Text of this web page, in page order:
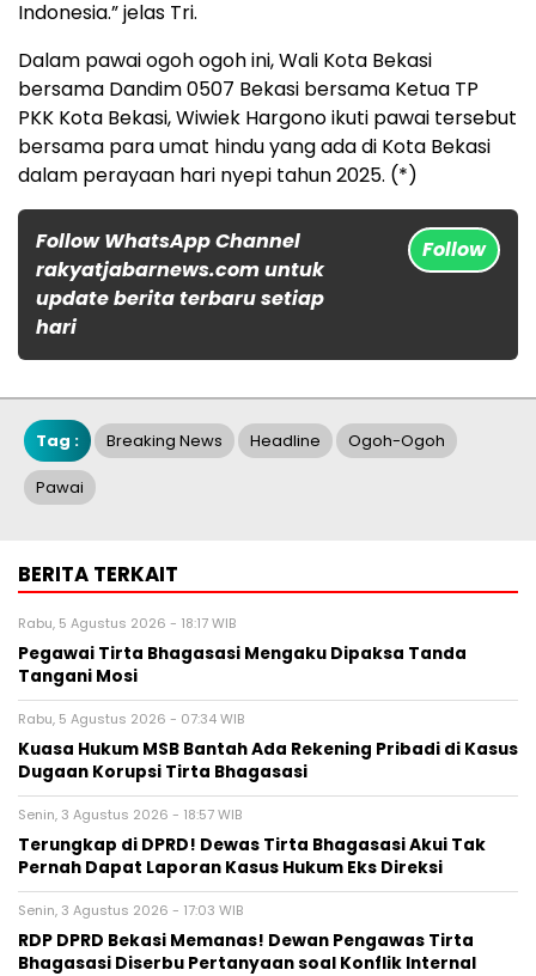
Indonesia.” jelas Tri.
Dalam pawai ogoh ogoh ini, Wali Kota Bekasi
bersama Dandim 0507 Bekasi bersama Ketua TP
PKK Kota Bekasi, Wiwiek Hargono ikuti pawai tersebut
bersama para umat hindu yang ada di Kota Bekasi
dalam perayaan hari nyepi tahun 2025. (*)
Follow WhatsApp Channel
rakyatjabarnews.com untuk
update berita terbaru setiap
hari
Follow
Tag : Breaking News Headline Ogoh-Ogoh
Pawai
BERITA TERKAIT
Rabu, 5 Agustus 2026 - 18:17 WIB
Pegawai Tirta Bhagasasi Mengaku Dipaksa Tanda
Tangani Mosi
Rabu, 5 Agustus 2026 - 07:34 WIB
Kuasa Hukum MSB Bantah Ada Rekening Pribadi di Kasus
Dugaan Korupsi Tirta Bhagasasi
Senin, 3 Agustus 2026 - 18:57 WIB
Terungkap di DPRD! Dewas Tirta Bhagasasi Akui Tak
Pernah Dapat Laporan Kasus Hukum Eks Direksi
Senin, 3 Agustus 2026 - 17:03 WIB
RDP DPRD Bekasi Memanas! Dewan Pengawas Tirta
Bhagasasi Diserbu Pertanyaan soal Konflik Internal